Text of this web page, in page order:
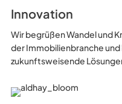
Innovation
Wir begrüßen Wandel und
der Immobilienbranche
zukunftsweisende